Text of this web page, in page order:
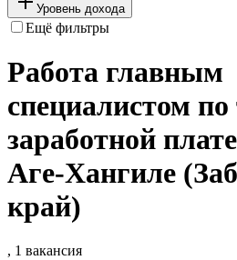
Уровень дохода
Ещё фильтры
Работа главным
специалистом по
заработной
Аге-Хангиле
край)
, 1 вакансия